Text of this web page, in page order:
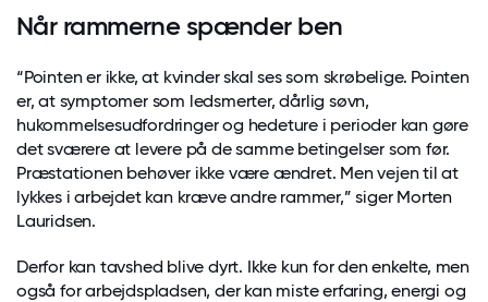
Når rammerne spænder ben
“Pointen er ikke, at kvinder skal ses som skrøbelige. Pointen
er, at symptomer som ledsmerter, dårlig søvn,
hukommelsesudfordringer og hedeture i perioder kan gøre
det sværere at levere på de samme betingelser som før.
Præstationen behøver ikke være ændret. Men vejen til at
lykkes i arbejdet kan kræve andre rammer,” siger Morten
Lauridsen.
Derfor kan tavshed blive dyrt. Ikke kun for den enkelte, men
også for arbejdspladsen, der kan miste erfaring, energi og